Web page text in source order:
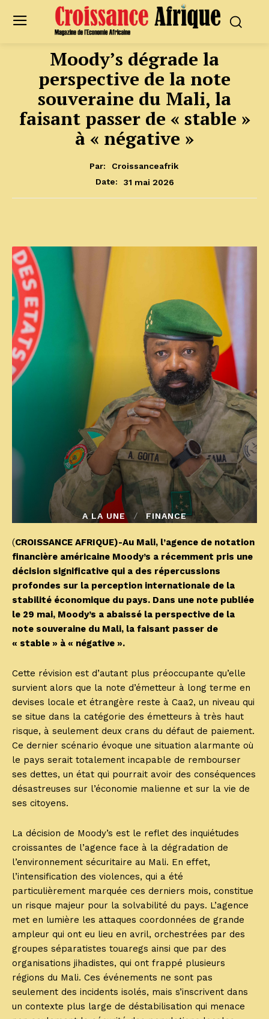
Moody’s dégrade la
perspective de la note
souveraine du Mali, la
faisant passer de « stable »
à « négative »
Par:
Croissanceafrik
Date:
31 mai 2026
A LA UNE FINANCE
(CROISSANCE AFRIQUE)-Au Mali, l’agence de notation
financière américaine Moody’s a récemment pris une
décision significative qui a des répercussions
profondes sur la perception internationale de la
stabilité économique du pays. Dans une note publiée
le 29 mai, Moody’s a abaissé la perspective de la
note souveraine du Mali, la faisant passer de
« stable » à « négative ».
Cette révision est d’autant plus préoccupante qu’elle
survient alors que la note d’émetteur à long terme en
devises locale et étrangère reste à Caa2, un niveau qui
se situe dans la catégorie des émetteurs à très haut
risque, à seulement deux crans du défaut de paiement.
Ce dernier scénario évoque une situation alarmante où
le pays serait totalement incapable de rembourser
ses dettes, un état qui pourrait avoir des conséquences
désastreuses sur l’économie malienne et sur la vie de
ses citoyens.
La décision de Moody’s est le reflet des inquiétudes
croissantes de l’agence face à la dégradation de
l’environnement sécuritaire au Mali. En effet,
l’intensification des violences, qui a été
particulièrement marquée ces derniers mois, constitue
un risque majeur pour la solvabilité du pays. L’agence
met en lumière les attaques coordonnées de grande
ampleur qui ont eu lieu en avril, orchestrées par des
groupes séparatistes touaregs ainsi que par des
organisations jihadistes, qui ont frappé plusieurs
régions du Mali. Ces événements ne sont pas
seulement des incidents isolés, mais s’inscrivent dans
un contexte plus large de déstabilisation qui menace